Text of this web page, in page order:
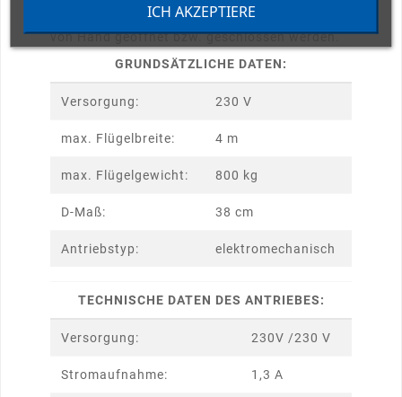
Bei Stromausfall kann der Antrieb einfach mit
von Hand geöffnet bzw. geschlossen werden.
GRUNDSÄTZLICHE DATEN:
Versorgung: 230 V
max. Flügelbreite: 4 m
max. Flügelgewicht: 800 kg
D-Maß: 38 cm
Antriebstyp: elektromechanisch
TECHNISCHE DATEN DES ANTRIEBES:
Versorgung: 230V /230 V
Stromaufnahme: 1,3 A
ICH AKZEPTIERE